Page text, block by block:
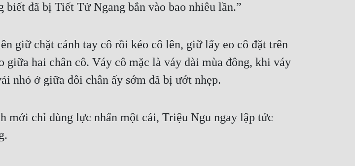
đã bị Tiết Tử Ngang bắn vào bao nhiêu lần.”
giữ chặt cánh tay cô rồi kéo cô lên, giữ lấy eo cô đặt trên
hai chân cô. Váy cô mặc là váy dài mùa đông, khi váy
nhỏ ở giữa đôi chân ấy sớm đã bị ướt nhẹp.
mới chỉ dùng lực nhấn một cái, Triệu Ngu ngay lập tức